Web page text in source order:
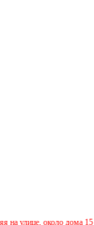
около дома 15 на